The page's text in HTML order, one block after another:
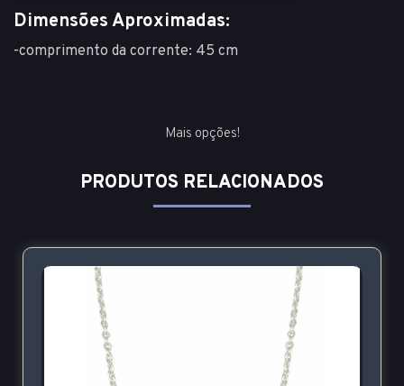
Dimensões Aproximadas:
-comprimento da corrente: 45 cm
Mais opções!
PRODUTOS RELACIONADOS